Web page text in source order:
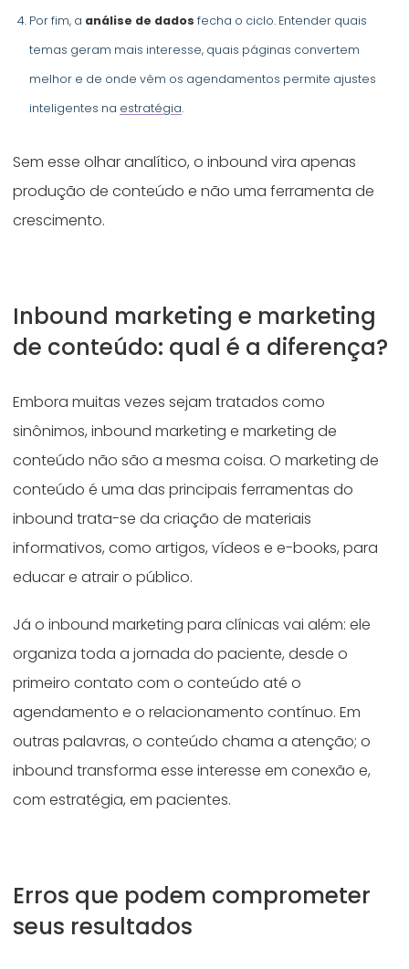
Por fim, a análise de dados fecha o ciclo. Entender quais
temas geram mais interesse, quais páginas convertem
melhor e de onde vêm os agendamentos permite ajustes
inteligentes na estratégia.
Sem esse olhar analítico, o inbound vira apenas
produção de conteúdo e não uma ferramenta de
crescimento.
Inbound marketing e marketing
de conteúdo: qual é a diferença?
Embora muitas vezes sejam tratados como
sinônimos, inbound marketing e marketing de
conteúdo não são a mesma coisa. O marketing de
conteúdo é uma das principais ferramentas do
inbound trata-se da criação de materiais
informativos, como artigos, vídeos e e-books, para
educar e atrair o público.
Já o inbound marketing para clínicas vai além: ele
organiza toda a jornada do paciente, desde o
primeiro contato com o conteúdo até o
agendamento e o relacionamento contínuo. Em
outras palavras, o conteúdo chama a atenção; o
inbound transforma esse interesse em conexão e,
com estratégia, em pacientes.
Erros que podem comprometer
seus resultados